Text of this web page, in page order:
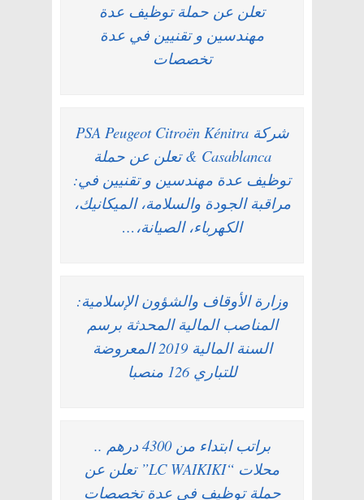
تعلن عن حملة توظيف عدة
مهندسين و تقنيين في عدة
تخصصات
شركة PSA Peugeot Citroën Kénitra
& Casablanca تعلن عن حملة
توظيف عدة مهندسين و تقنيين في:
مراقبة الجودة والسلامة، الميكانيك،
الكهرباء، الصيانة،…
وزارة الأوقاف والشؤون الإسلامية:
المناصب المالية المحدثة برسم
السنة المالية 2019 المعروضة
للتباري 126 منصبا
براتب ابتداء من 4300 درهم ..
محلات “LC WAIKIKI” تعلن عن
حملة توظيف في عدة تخصصات